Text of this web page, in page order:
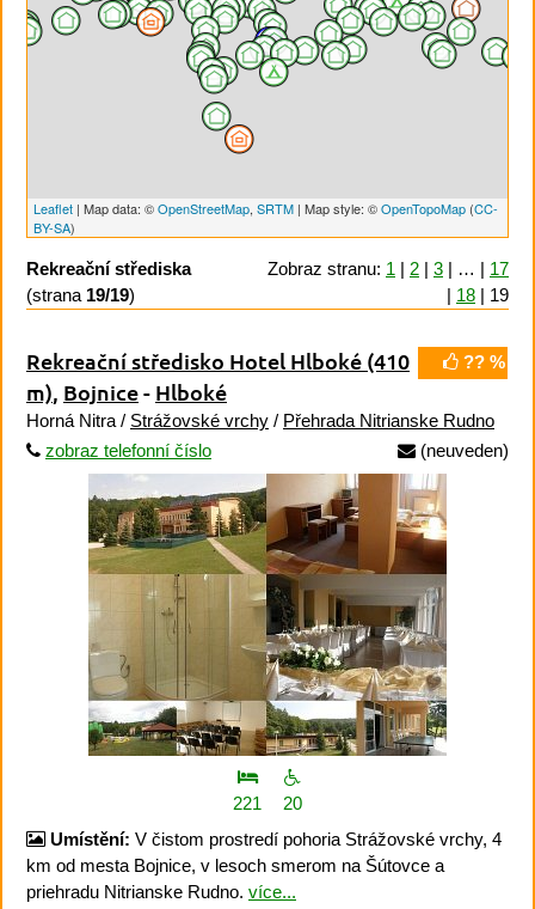
Leaflet | Map data: ©OpenStreetMap, SRTM | Map style: ©OpenTopoMap (CC-
BY-SA)
Rekreační střediska
(strana 19/19)
Zobraz stranu: 1 | 2 | 3 | … | 17
| 18 | 19
?? %
Rekreační středisko Hotel Hlboké (410
m), Bojnice- Hlboké
Horná Nitra / Strážovské vrchy / Přehrada Nitrianske Rudno
zobraz telefonní číslo
(neuveden)
221
20
Umístění: V čistom prostredí pohoria Strážovské vrchy, 4
km od mesta Bojnice, v lesoch smerom na Šútovce a
priehradu Nitrianske Rudno. více...